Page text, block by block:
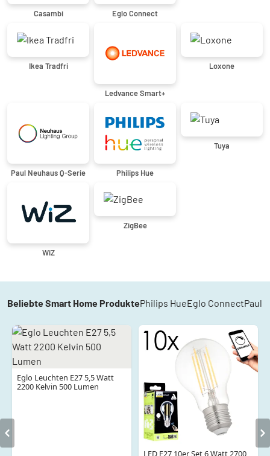
Casambi Eglo Connect
Ikea Tradfri
Ledvance Smart+
Loxone
Paul Neuhaus Q-Serie Philips Hue
Tuya
WiZ
ZigBee
Beliebte Smart Home ProduktePhilips HueEglo ConnectPaul
Eglo Leuchten E27 5,5 Watt
2200 Kelvin 500 Lumen